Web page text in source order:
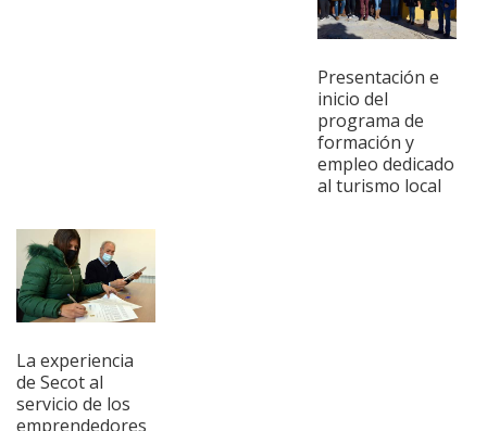
Presentación e
inicio del
programa de
formación y
empleo dedicado
al turismo local
La experiencia
de Secot al
servicio de los
emprendedores